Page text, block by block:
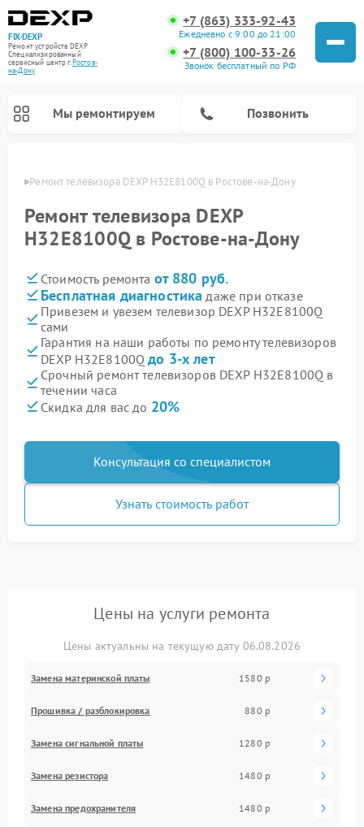
FIX-DEXP
Ремонт устройств DEXP
Специализированный
cервисный центр г.Ростов-
на-Дону
+7 (863) 333-92-43
Ежедневно с 9:00 до 21:00
+7 (800) 100-33-26
Звонок бесплатный по РФ
Мы ремонтируем Позвонить
Дону Ремонт телевизора DEXP H32E8100Q в Ростове-на-Дону
Ремонт телевизора DEXP
H32E8100Q в Ростове-на-Дону
Стоимость ремонта от 880 руб.
Бесплатная диагностика даже при отказе
Привезем и увезем телевизор DEXP H32E8100Q
сами
Гарантия на наши работы по ремонту телевизоров
DEXP H32E8100Qдо 3-х лет
Срочный ремонт телевизоров DEXP H32E8100Q в
течении часа
Скидка для вас до 20%
Консультация со специалистом
Узнать стоимость работ
Цены на услуги ремонта
Цены актуальны на текущую дату 06.08.2026
Замена материнской платы 1580 р
Прошивка / разблокировка 880 р
Замена сигнальной платы 1280 р
Замена резистора 1480 р
Замена предохранителя 1480 р